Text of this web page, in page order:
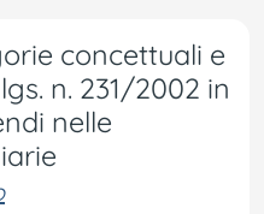
concettuali e
n. 231/2002 in
nelle